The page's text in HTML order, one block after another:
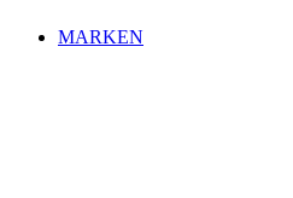
MARKEN